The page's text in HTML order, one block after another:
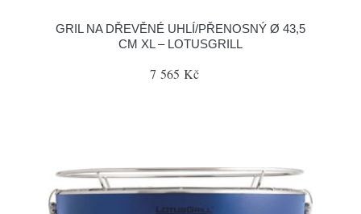
GRIL NA DŘEVĚNÉ UHLÍ/PŘENOSNÝ Ø 43,5
CM XL – LOTUSGRILL
7 565 Kč